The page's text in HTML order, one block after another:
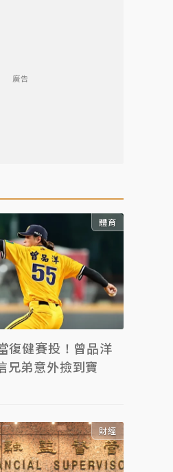
廣告
體育
復健賽投！曾品洋
弟意外撿到寶
財經